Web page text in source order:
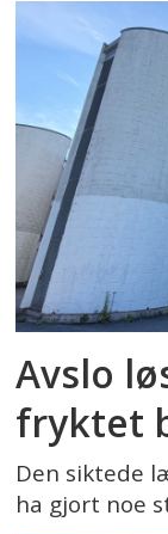
Avslo
fryktet
Den siktede
ha gjort noe